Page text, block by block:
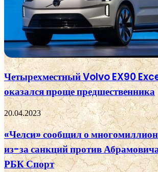
Четырехместный Volvo EX90
оказался проще предшественника
20.04.2023
«Челси» сообщил о
из-за санкций против
РБК Спорт